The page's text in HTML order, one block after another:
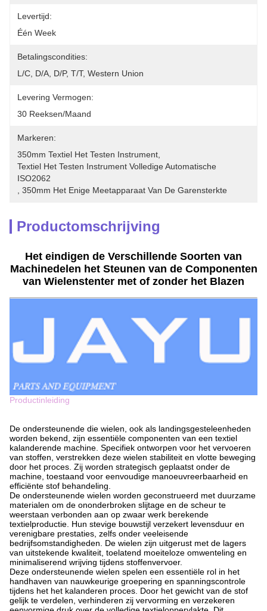
Levertijd:
Één Week
Betalingscondities:
L/C, D/A, D/P, T/T, Western Union
Levering Vermogen:
30 Reeksen/maand
Markeren:
350mm Textiel Het Testen Instrument
Textiel Het Testen Instrument Volledige Automatische
ISO2062
350mm Het Enige Meetapparaat Van De Garensterkte
Productomschrijving
Het eindigen de Verschillende Soorten van
Machinedelen het Steunen van de Componenten
van Wielenstenter met of zonder het Blazen
Productinleiding
De ondersteunende die wielen, ook als landingsgesteleenheden
worden bekend, zijn essentiële componenten van een textiel
kalanderende machine. Specifiek ontworpen voor het vervoeren
van stoffen, verstrekken deze wielen stabiliteit en vlotte beweging
door het proces. Zij worden strategisch geplaatst onder de
machine, toestaand voor eenvoudige manoeuvreerbaarheid en
efficiënte stof behandeling.
De ondersteunende wielen worden geconstrueerd met duurzame
materialen om de ononderbroken slijtage en de scheur te
weerstaan verbonden aan op zwaar werk berekende
textielproductie. Hun stevige bouwstijl verzekert levensduur en
verenigbare prestaties, zelfs onder veeleisende
bedrijfsomstandigheden. De wielen zijn uitgerust met de lagers
van uitstekende kwaliteit, toelatend moeiteloze omwenteling en
minimaliserend wrijving tijdens stoffenvervoer.
Deze ondersteunende wielen spelen een essentiële rol in het
handhaven van nauwkeurige groepering en spanningscontrole
tijdens het het kalanderen proces. Door het gewicht van de stof
gelijk te verdelen, verhinderen zij vervorming en verzekeren